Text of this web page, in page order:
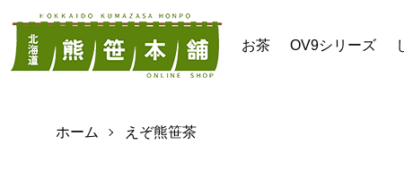
お茶 OV9シリーズ
ホーム えぞ熊笹茶